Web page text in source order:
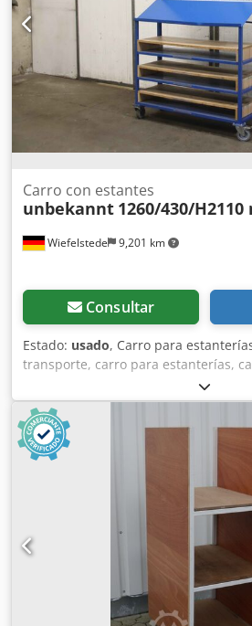
Wiefelstede 9,201 km
Carro con estantes
unbekannt 1260/430/H2110
Consultar
Estado: usado, Carro para
transporte, carro para estanterías,
carro para preparación de pedidos,
para estanterías: con 6 niveles.
archivador Dwedjtlzfkspfx Acksa -3
madera -Chasis: 4 ruedas giratorias
Dimensiones totales: 1260/430/